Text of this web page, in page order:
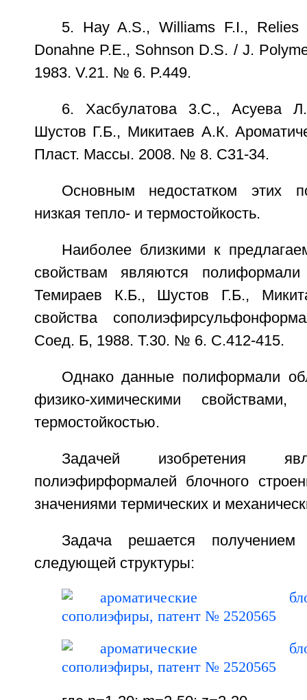
5. Hay A.S., Williams F.I., Relies
Donahne P.E., Sohnson D.S. / J.
1983. V.21. № 6. P.449.
6. Хасбулатова 3.C., Асуева
Шустов Г.Б., Микитаев А.К.
Пласт. Массы. 2008. № 8. С31-34.
Основным недостатком этих
низкая тепло- и термостойкость.
Наиболее близкими к
свойствам являются
Темираев К.Б., Шустов Г.Б.,
свойства
Соед. Б, 1988. Т.30. № 6. С.412-415.
Однако данные полиформали
физико-химическими
термостойкостью.
Задачей изобретения
полиэфирформалей блочного
значениями термических и
Задача решается получением
следующей структуры: